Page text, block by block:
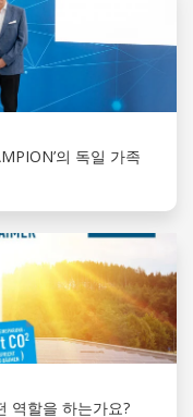
의 독일 가족
역할을 하는가요?